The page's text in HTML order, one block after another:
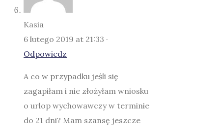
Kasia
6 lutego 2019 at 21:33 ·
Odpowiedz
A co w przypadku jeśli się
zagapiłam i nie złożyłam wniosku
o urlop wychowawczy w terminie
do 21 dni? Mam szansę jeszcze